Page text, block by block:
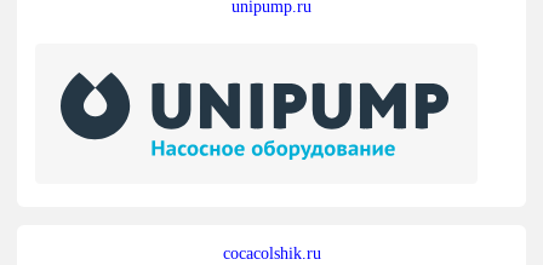
unipump.ru
cocacolshik.ru